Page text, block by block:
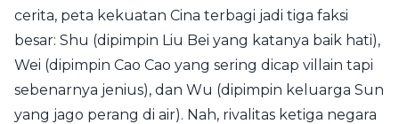
cerita, peta kekuatan Cina terbagi jadi tiga faksi
besar: Shu (dipimpin Liu Bei yang katanya baik hati),
Wei (dipimpin Cao Cao yang sering dicap villain tapi
sebenarnya jenius), dan Wu (dipimpin keluarga Sun
yang jago perang di air). Nah, rivalitas ketiga negara